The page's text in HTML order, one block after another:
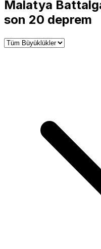
−
Malatya
son 20 deprem